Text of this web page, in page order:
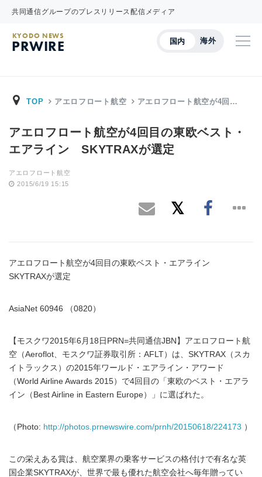
共同通信グループのプレスリリース配信メディア
国内 海外
KYODO NEWS
PRWIRE
TOP アエロフロート航空 アエロフロート航空が4回…
アエロフロート航空が4回目の東欧ベスト・
エアライン SKYTRAXが選定
アエロフロート航空
2015/6/19 15:15
アエロフロート航空が4回目の東欧ベスト・エアライン
SKYTRAXが選定
AsiaNet 60946 （0820）
【モスクワ2015年6月18日PRN=共同通信JBN】アエロフロート航
空（Aeroflot、モスクワ証券取引所：AFLT）は、SKYTRAX（スカ
イトラックス）の2015年ワールド・エアライン・アワード
（World Airline Awards 2015）で4回目の「東欧のベスト・エアラ
イン（Best Airline in Eastern Europe）」に選ばれた。
（Photo: http://photos.prnewswire.com/prnh/20150618/224173 ）
この栄えある賞は、航空業界の乗客サービスの格付けで有名な英
国企業SKYTRAXが、世界で最も優れた航空会社へ毎年贈ってい